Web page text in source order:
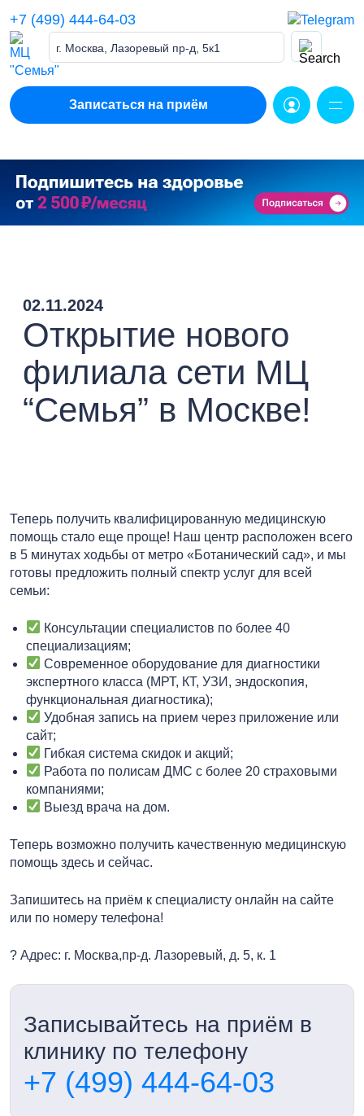
content
+7 (499) 444-64-03
г. Москва, Лазоревый пр-д, 5к1
Записаться на приём
02.11.2024
Открытие нового
филиала сети МЦ
“Семья” в Москве!
Теперь получить квалифицированную медицинскую
помощь стало еще проще! Наш центр расположен всего
в 5 минутах ходьбы от метро «Ботанический сад», и мы
готовы предложить полный спектр услуг для всей
семьи:
Консультации специалистов по более 40
специализациям;
Современное оборудование для диагностики
экспертного класса (МРТ, КТ, УЗИ, эндоскопия,
функциональная диагностика);
Удобная запись на прием через приложение или
сайт;
Гибкая система скидок и акций;
Работа по полисам ДМС с более 20 страховыми
компаниями;
Выезд врача на дом.
Теперь возможно получить качественную медицинскую
помощь здесь и сейчас.
Запишитесь на приём к специалисту онлайн на сайте
или по номеру телефона!
? Адрес: г. Москва,пр-д. Лазоревый, д. 5, к. 1
Записывайтесь на приём в
клинику по телефону
+7 (499) 444-64-03